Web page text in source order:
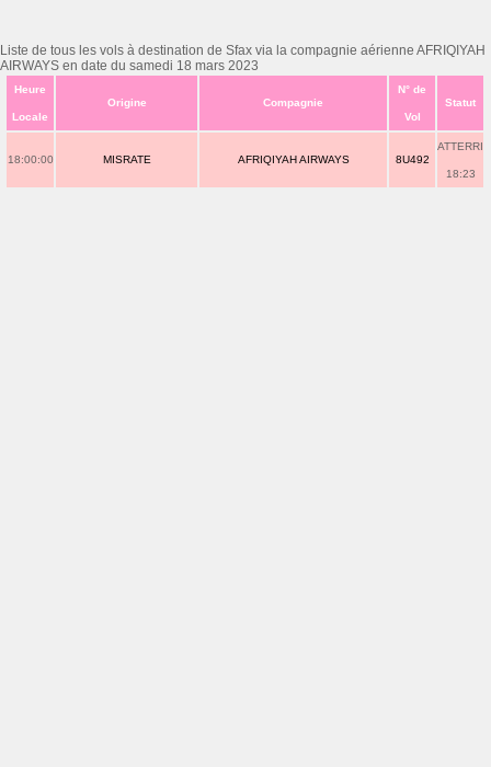
Liste de tous les vols à destination de Sfax via la compagnie aérienne AFRIQIYAH
AIRWAYS en date du samedi 18 mars 2023
Heure
Locale
Origine Compagnie
N° de
Vol
Statut
18:00:00 MISRATE AFRIQIYAH AIRWAYS 8U492
ATTERRI
18:23